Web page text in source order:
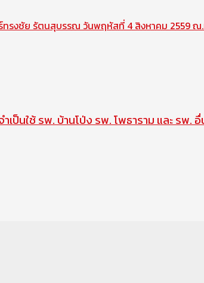
รงชัย รัตนสุบรรณ วันพฤหัสที่ 4 สิงหาคม 2559 ณ.
ใช้ รพ. บ้านโป่ง รพ. โพธาราม และ รพ.